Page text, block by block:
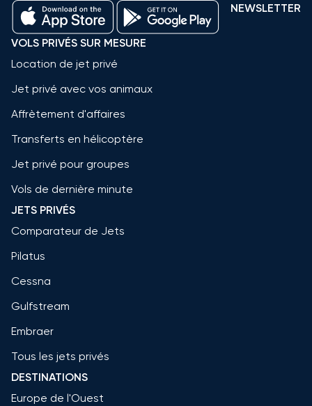
NEWSLETTER
VOLS PRIVÉS SUR MESURE
Location de jet privé
Jet privé avec vos animaux
Affrètement d'affaires
Transferts en hélicoptère
Jet privé pour groupes
Vols de dernière minute
JETS PRIVÉS
Comparateur de Jets
Pilatus
Cessna
Gulfstream
Embraer
Tous les jets privés
DESTINATIONS
Europe de l'Ouest